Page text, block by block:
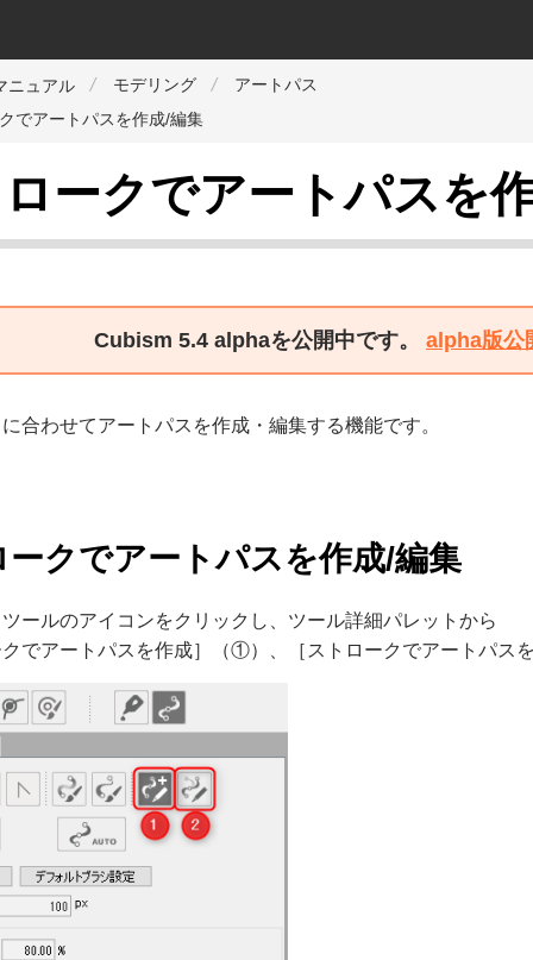
ニュアル モデリング
アートパス
でアートパスを作成/編集
ークでアートパスを
Cubism 5.4 alphaを公開中です。 alpha版公
合わせてアートパスを作成・編集する機能です。
ークでアートパスを作成/編集
ールのアイコンをクリックし、ツール詳細パレットから
でアートパスを作成］（①）、［ストロークでアートパス